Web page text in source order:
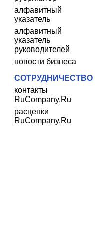
алфавитный
указатель
алфавитный
указатель
руководителей
новости бизнеса
СОТРУДНИЧЕСТВО
контакты
RuCompany.Ru
расценки
RuCompany.Ru